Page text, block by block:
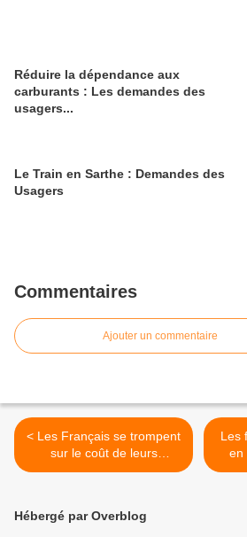
Réduire la dépendance aux
carburants : Les demandes des
usagers...
Le Train en Sarthe : Demandes des
Usagers
Commentaires
Ajouter un commentaire
< Les Français se trompent
sur le coût de leurs
déplacements urbains
Les
Hébergé par Overblog